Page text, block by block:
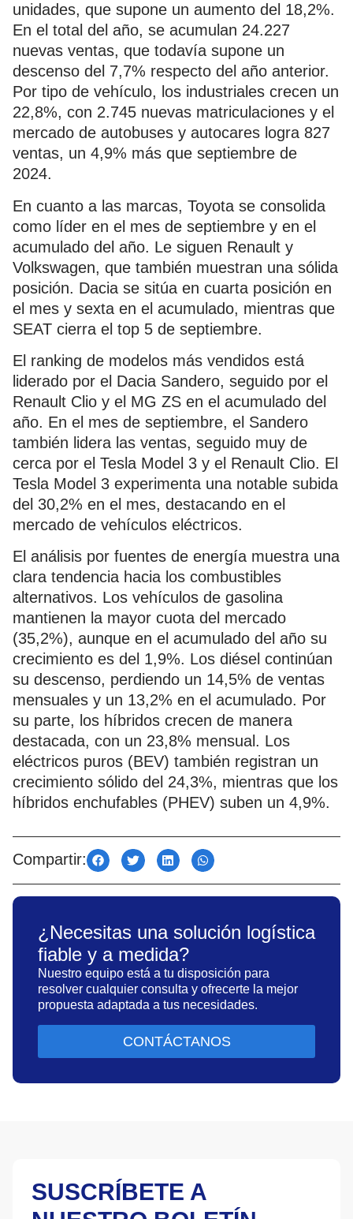
unidades, que supone un aumento del 18,2%.
En el total del año, se acumulan 24.227
nuevas ventas, que todavía supone un
descenso del 7,7% respecto del año anterior.
Por tipo de vehículo, los industriales crecen un
22,8%, con 2.745 nuevas matriculaciones y el
mercado de autobuses y autocares logra 827
ventas, un 4,9% más que septiembre de
2024.
En cuanto a las marcas, Toyota se consolida
como líder en el mes de septiembre y en el
acumulado del año. Le siguen Renault y
Volkswagen, que también muestran una sólida
posición. Dacia se sitúa en cuarta posición en
el mes y sexta en el acumulado, mientras que
SEAT cierra el top 5 de septiembre.
El ranking de modelos más vendidos está
liderado por el Dacia Sandero, seguido por el
Renault Clio y el MG ZS en el acumulado del
año. En el mes de septiembre, el Sandero
también lidera las ventas, seguido muy de
cerca por el Tesla Model 3 y el Renault Clio. El
Tesla Model 3 experimenta una notable subida
del 30,2% en el mes, destacando en el
mercado de vehículos eléctricos.
El análisis por fuentes de energía muestra una
clara tendencia hacia los combustibles
alternativos. Los vehículos de gasolina
mantienen la mayor cuota del mercado
(35,2%), aunque en el acumulado del año su
crecimiento es del 1,9%. Los diésel continúan
su descenso, perdiendo un 14,5% de ventas
mensuales y un 13,2% en el acumulado. Por
su parte, los híbridos crecen de manera
destacada, con un 23,8% mensual. Los
eléctricos puros (BEV) también registran un
crecimiento sólido del 24,3%, mientras que los
híbridos enchufables (PHEV) suben un 4,9%.
Compartir:
¿Necesitas una solución logística
fiable y a medida?
Nuestro equipo está a tu disposición para
resolver cualquier consulta y ofrecerte la mejor
propuesta adaptada a tus necesidades.
CONTÁCTANOS
SUSCRÍBETE A